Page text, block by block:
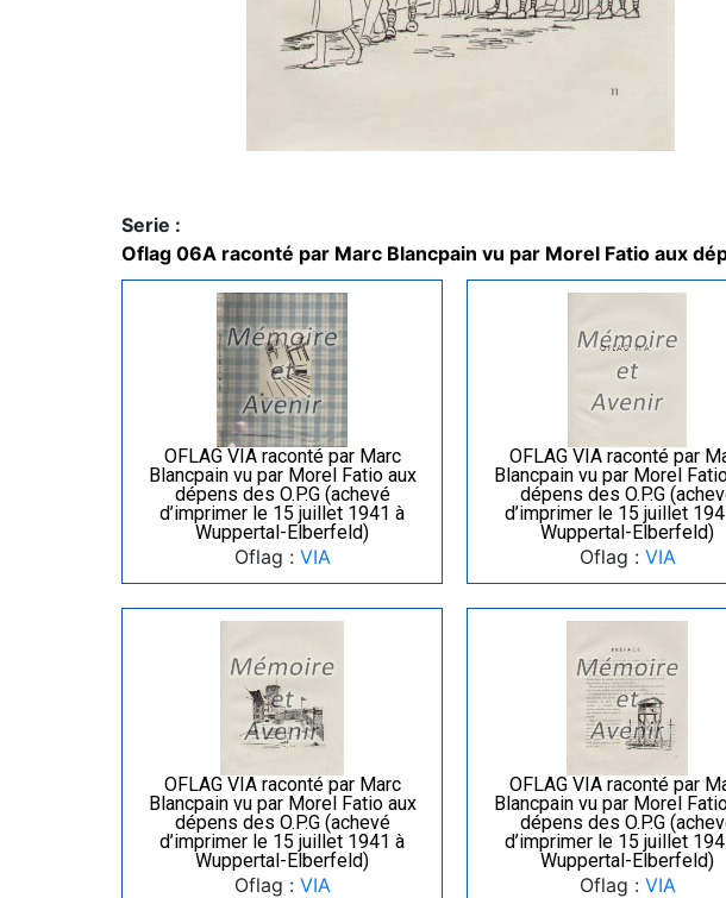
Serie :
Oflag 06A raconté par Marc Blancpain vu par Morel Fatio aux
OFLAG VIA raconté par Marc
Blancpain vu par Morel Fatio aux
dépens des O.P.G (achevé
d’imprimer le 15 juillet 1941 à
Wuppertal-Elberfeld)
Oflag : VIA
OFLAG VIA raconté par
Blancpain vu par Morel
dépens des O.P.G
d’imprimer le 15 juillet
Wuppertal-Elberfeld)
Oflag : VIA
OFLAG VIA raconté par Marc
Blancpain vu par Morel Fatio aux
dépens des O.P.G (achevé
d’imprimer le 15 juillet 1941 à
Wuppertal-Elberfeld)
Oflag : VIA
OFLAG VIA raconté par
Blancpain vu par Morel
dépens des O.P.G
d’imprimer le 15 juillet
Wuppertal-Elberfeld)
Oflag : VIA